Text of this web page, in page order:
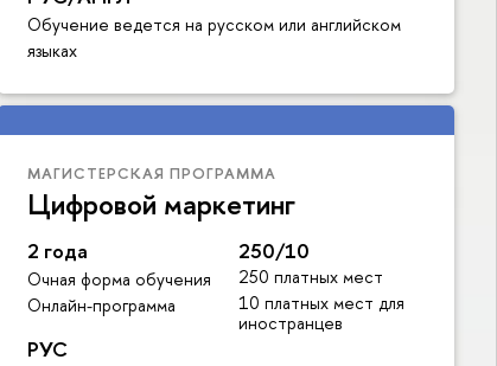
Обучение ведется на русском или английском
языках
МАГИСТЕРСКАЯ ПРОГРАММА
Цифровой маркетинг
2 года
Очная форма обучения
Онлайн-программа
250/10
250 платных мест
10 платных мест для
иностранцев
РУС